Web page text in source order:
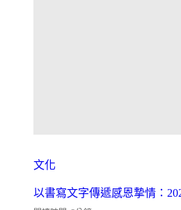
文化
以書寫文字傳遞感恩摯情：